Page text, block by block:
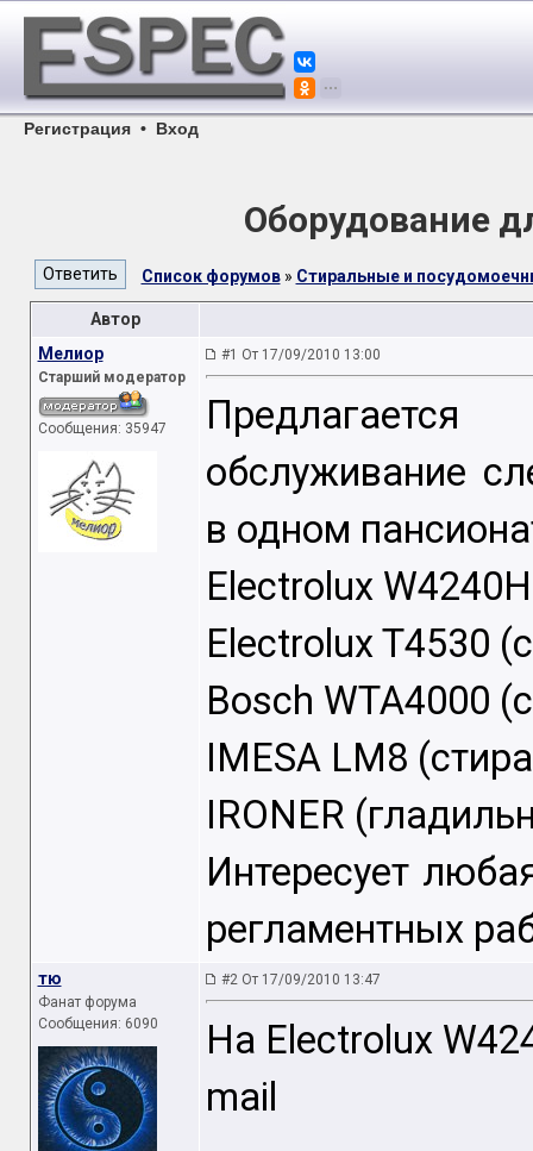
Регистрация • Вход
Оборудование
Список форумов» Стиральные и
Автор
Мелиор
Старший модератор
Сообщения: 35947
#1 От 17/09/2010 13:00
обслуживание
в одном
Electrolux
Electrolux T4530
Bosch WTA4000
IMESA LM8
IRONER
Интересует
регламентных
тю
Фанат форума
Сообщения: 6090
#2 От 17/09/2010 13:47
На Electrolux
mail